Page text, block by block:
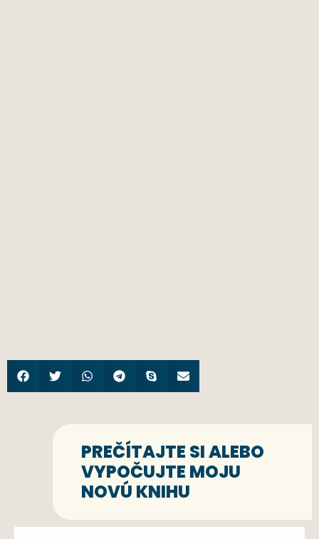
PREČÍTAJTE SI ALEBO
VYPOČUJTE MOJU
NOVÚ KNIHU